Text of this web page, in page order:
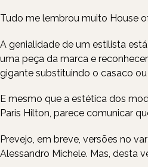
Tudo me lembrou muito House
A genialidade de um estilista
uma peça da marca e
gigante substituindo o casaco
E mesmo que a estética dos
Paris Hilton, parece comunicar
Prevejo, em breve, versões no
Alessandro Michele. Mas, desta